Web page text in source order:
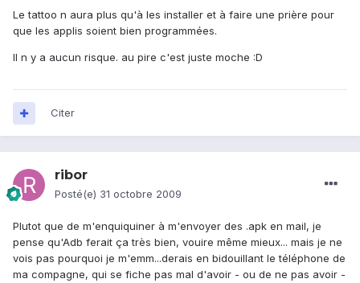
Le tattoo n aura plus qu'à les installer et à faire une prière pour
que les applis soient bien programmées.
Il n y a aucun risque. au pire c'est juste moche :D
Citer
ribor
Posté(e) 31 octobre 2009
Plutot que de m'enquiquiner à m'envoyer des .apk en mail, je
pense qu'Adb ferait ça très bien, vouire même mieux... mais je ne
vois pas pourquoi je m'emm...derais en bidouillant le téléphone de
ma compagne, qui se fiche pas mal d'avoir - ou de ne pas avoir -